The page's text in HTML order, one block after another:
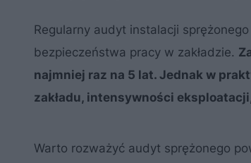
Regularny audyt instalacji
bezpieczeństwa pracy w zakładzie.
najmniej raz na 5 lat. Jednak w
zakładu, intensywności
Warto rozważyć audyt sprężonego